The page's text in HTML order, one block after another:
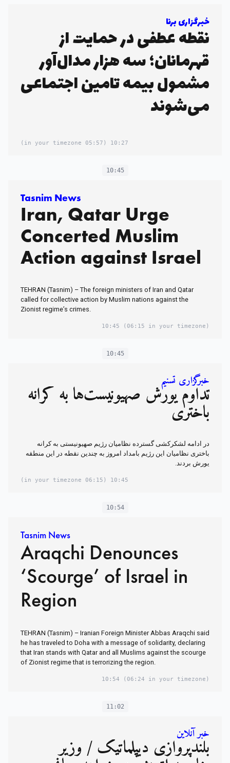
خبرگزاری برنا
نقطه عطفی در حمایت از
قهرمانان؛ سه هزار مدال‌آور
مشمول بیمه تامین اجتماعی
می‌شوند
10:27
(05:57 in your timezone)
10:45
Tasnim News
Iran, Qatar Urge
Concerted Muslim
Action against Israel
TEHRAN (Tasnim) – The foreign ministers of Iran and Qatar
called for collective action by Muslim nations against the
Zionist regime’s crimes.
10:45 (06:15 in your timezone)
10:45
خبرگزاری تسنیم
تداوم یورش صهیونیست‌ها به کرانه
باختری
در ادامه لشکرکشی گسترده نظامیان رژیم صهیونیستی به کرانه
باختری نظامیان این رژیم بامداد امروز به چندین نقطه در این منطقه
یورش بردند.
10:45
(06:15 in your timezone)
10:54
Tasnim News
Araqchi Denounces
‘Scourge’ of Israel in
Region
TEHRAN (Tasnim) – Iranian Foreign Minister Abbas Araqchi said
he has traveled to Doha with a message of solidarity, declaring
that Iran stands with Qatar and all Muslims against the scourge
of Zionist regime that is terrorizing the region.
10:54 (06:24 in your timezone)
11:02
خبر آنلاین
بلندپروازی دیپلماتیک / وزیر